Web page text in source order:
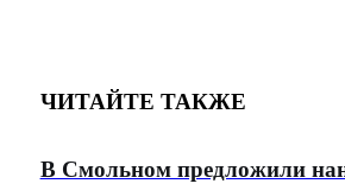
ЧИТАЙТЕ ТАКЖЕ
В Смольном предложили